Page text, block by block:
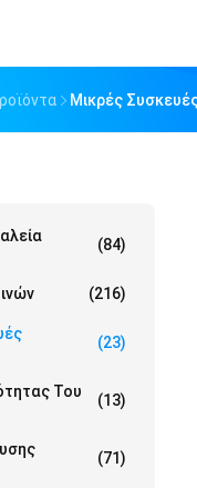
Μικρές
(84)
(216)
(23)
Του
(13)
(71)